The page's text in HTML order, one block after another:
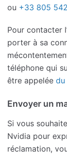
ou +33 805
Pour contacter
porter à sa
téléphone qui
être appelée du
Envoyer un
Si vous
Nvidia pour
réclamation,